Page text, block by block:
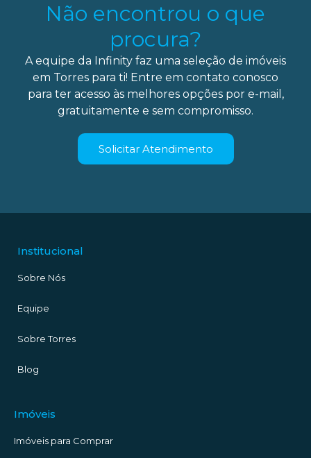
Não encontrou o que
procura?
A equipe da Infinity faz uma seleção de imóveis
em Torres para ti! Entre em contato conosco
para ter acesso às melhores opções por e-mail,
gratuitamente e sem compromisso.
Solicitar Atendimento
Institucional
Sobre Nós
Equipe
Sobre Torres
Blog
Imóveis
Imóveis para Comprar